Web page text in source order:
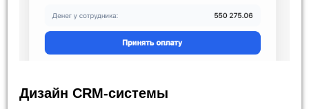
Дизайн CRM-системы